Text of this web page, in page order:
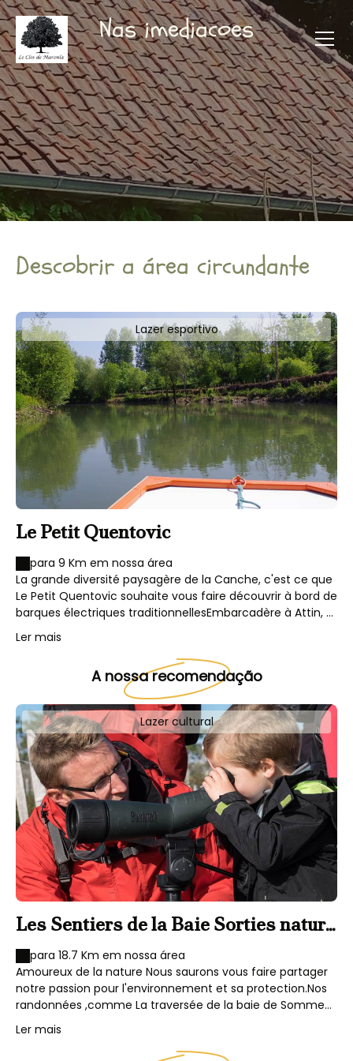
Nas imediacoes
Descobrir a área circundante
Lazer esportivo
Le Petit Quentovic
para 9 Km em nossa área
La grande diversité paysagère de la Canche, c'est ce que
Le Petit Quentovic souhaite vous faire découvrir à bord de
barques électriques traditionnellesEmbarcadère à Attin, à
moins de 10 min de Montreuil sur Mer et à 20 min du
Touquet.
Ler mais
A nossa recomendação
Lazer cultural
Les Sentiers de la Baie Sorties nature
en baie d'Authie et baie de Somme
para 18.7 Km em nossa área
Amoureux de la nature Nous saurons vous faire partager
notre passion pour l'environnement et sa protection.Nos
randonnées ,comme La traversée de la baie de Somme
ou la Rando-découverte au cœur de la baie d'Authie
,vous emmèneront à la découverte de la flore,de la faune
et des activités humaines que l'on peut observer dans
Ler mais